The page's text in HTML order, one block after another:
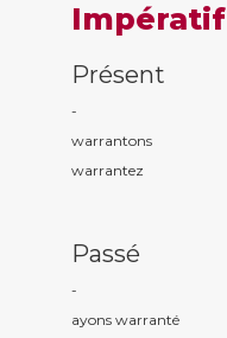
Impératif
Présent
-
warrantons
warrantez
Passé
-
ayons warranté